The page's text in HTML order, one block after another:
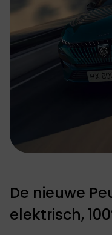
De nieuwe
elektrisch,